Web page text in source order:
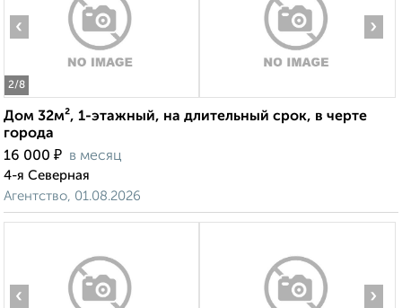
2/8
‹ ›
Дом 32м², 1-этажный, на длительный срок, в черте
города
16 000 ₽ в месяц
4-я Северная
Агентство, 01.08.2026
‹ ›